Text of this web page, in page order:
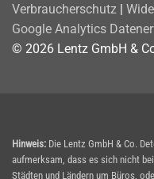
Verbraucherschutz |
Google Analytics
© 2026 Lentz GmbH &
Hinweis: Die Lentz GmbH & Co.
aufmerksam, dass es sich nicht
Städten und Ländern um Büros,